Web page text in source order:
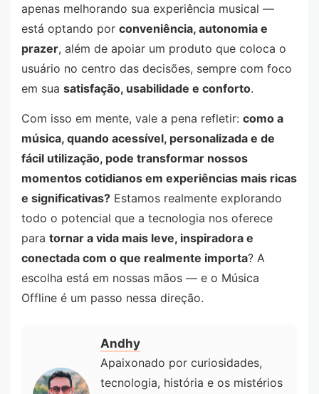
apenas melhorando sua experiência musical —
está optando por conveniência, autonomia e
prazer, além de apoiar um produto que coloca o
usuário no centro das decisões, sempre com foco
em sua satisfação, usabilidade e conforto.
Com isso em mente, vale a pena refletir: como a
música, quando acessível, personalizada e de
fácil utilização, pode transformar nossos
momentos cotidianos em experiências mais ricas
e significativas? Estamos realmente explorando
todo o potencial que a tecnologia nos oferece
para tornar a vida mais leve, inspiradora e
conectada com o que realmente importa? A
escolha está em nossas mãos — e o Música
Offline é um passo nessa direção.
Andhy
Apaixonado por curiosidades,
tecnologia, história e os mistérios